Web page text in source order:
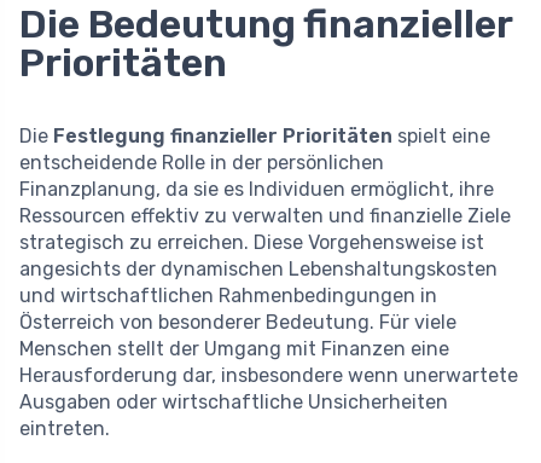
Die Bedeutung finanzieller
Prioritäten
Die Festlegung finanzieller Prioritäten spielt eine
entscheidende Rolle in der persönlichen
Finanzplanung, da sie es Individuen ermöglicht, ihre
Ressourcen effektiv zu verwalten und finanzielle Ziele
strategisch zu erreichen. Diese Vorgehensweise ist
angesichts der dynamischen Lebenshaltungskosten
und wirtschaftlichen Rahmenbedingungen in
Österreich von besonderer Bedeutung. Für viele
Menschen stellt der Umgang mit Finanzen eine
Herausforderung dar, insbesondere wenn unerwartete
Ausgaben oder wirtschaftliche Unsicherheiten
eintreten.